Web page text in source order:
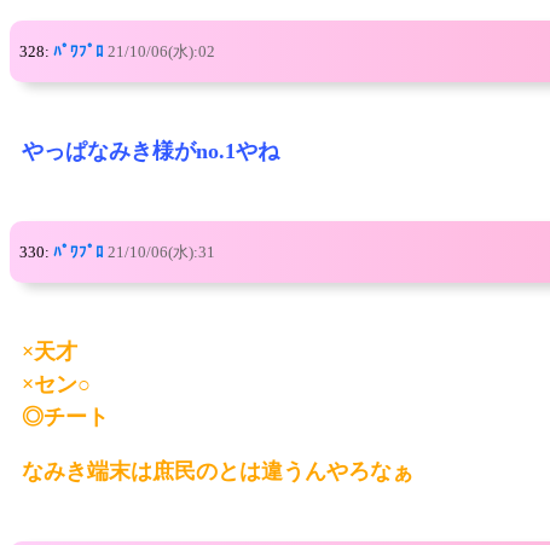
328: ﾊﾟﾜﾌﾟﾛ 21/10/06(水):02
やっぱなみき様がno.1やね
330: ﾊﾟﾜﾌﾟﾛ 21/10/06(水):31
×天才
×セン○
◎チート
なみき端末は庶民のとは違うんやろなぁ